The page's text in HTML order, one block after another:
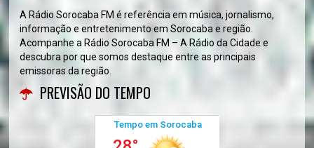
A Rádio Sorocaba FM é referência em música, jornalismo,
informação e entretenimento em Sorocaba e região.
Acompanhe a Rádio Sorocaba FM – A Rádio da Cidade e
descubra por que somos destaque entre as principais
emissoras da região.
PREVISÃO DO TEMPO